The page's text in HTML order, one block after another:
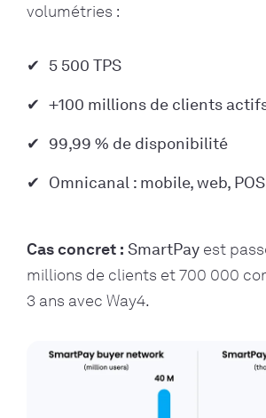
volumétries :
5 500 TPS
+100 millions de clients
99,99 % de disponibilité
Omnicanal : mobile, web,
Cas concret : SmartPay est
millions de clients et 700 000
3 ans avec Way4.